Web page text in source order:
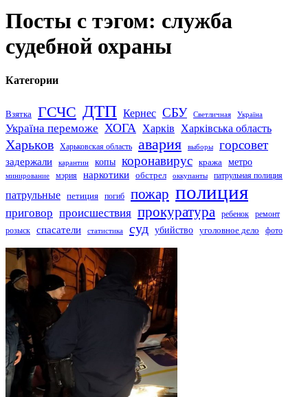
Посты с тэгом: служба
судебной охраны
Категории
Взятка ГСЧС ДТП Кернес СБУ Светличная Україна
Україна переможе ХОГА Харків Харківська область
Харьков Харьковская область авария выборы горсовет
задержали карантин копы коронавирус кража метро
минирование мэрия наркотики обстрел оккупанты патрульная полиция
патрульные петиция погиб пожар полиция
приговор происшествия прокуратура ребенок
ремонт
розыск
спасатели статистика суд убийство уголовное дело фото